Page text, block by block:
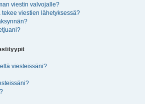
viestin valvojalle?
viestien lähetyksessä?
viesteissäni?